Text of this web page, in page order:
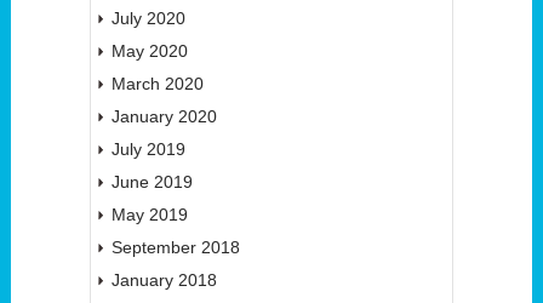
July 2020
May 2020
March 2020
January 2020
July 2019
June 2019
May 2019
September 2018
January 2018